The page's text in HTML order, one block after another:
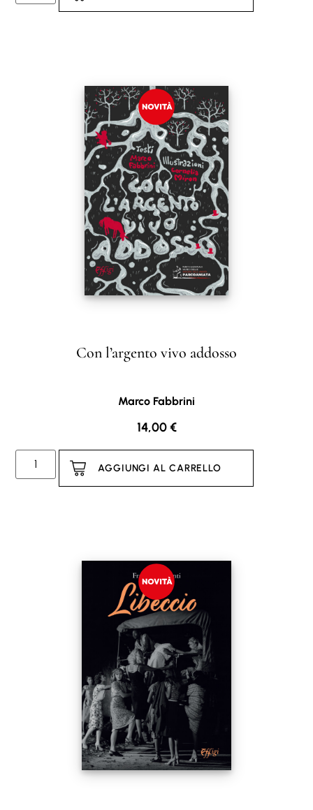
Con l’argento vivo addosso
Marco Fabbrini
14,00€
AGGIUNGI AL CARRELLO